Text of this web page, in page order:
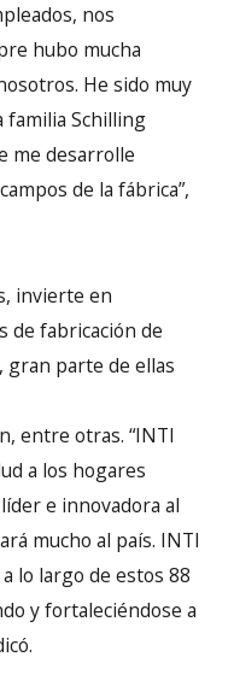
nos
hubo mucha
He sido muy
familia Schilling
me desarrolle
de la fábrica”,
invierte en
de fabricación de
gran parte de ellas
entre otras. “INTI
a los hogares
e innovadora al
mucho al país. INTI
lo largo de estos 88
y fortaleciéndose a